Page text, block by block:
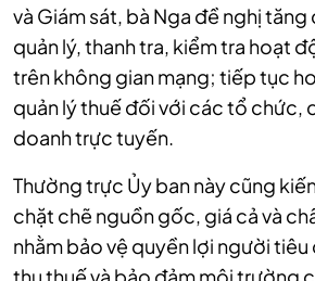
và Giám sát, bà Nga đề nghị
quản lý, thanh tra, kiểm tra hoạt
trên không gian mạng; tiếp tục
quản lý thuế đối với các tổ chức,
doanh trực tuyến.
Thường trực Ủy ban này cũng
chặt chẽ nguồn gốc, giá cả và
nhằm bảo vệ quyền lợi người